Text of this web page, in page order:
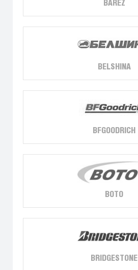
BAREZ
BELSHINA
BFGOODRICH
BOTO
BRIDGESTONE